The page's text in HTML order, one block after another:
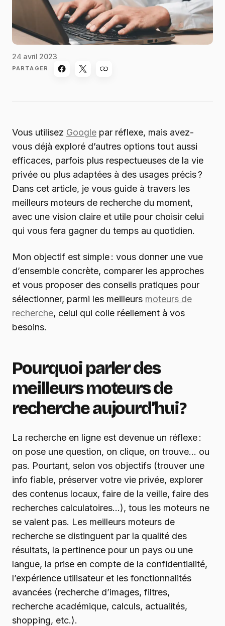
24 avril 2023
PARTAGER
Vous utilisez Google par réflexe, mais avez-
vous déjà exploré d’autres options tout aussi
efficaces, parfois plus respectueuses de la vie
privée ou plus adaptées à des usages précis ?
Dans cet article, je vous guide à travers les
meilleurs moteurs de recherche du moment,
avec une vision claire et utile pour choisir celui
qui vous fera gagner du temps au quotidien.
Mon objectif est simple : vous donner une vue
d’ensemble concrète, comparer les approches
et vous proposer des conseils pratiques pour
sélectionner, parmi les meilleurs moteurs de
recherche, celui qui colle réellement à vos
besoins.
Pourquoi parler des
meilleurs moteurs de
recherche aujourd’hui ?
La recherche en ligne est devenue un réflexe :
on pose une question, on clique, on trouve… ou
pas. Pourtant, selon vos objectifs (trouver une
info fiable, préserver votre vie privée, explorer
des contenus locaux, faire de la veille, faire des
recherches calculatoires…), tous les moteurs ne
se valent pas. Les meilleurs moteurs de
recherche se distinguent par la qualité des
résultats, la pertinence pour un pays ou une
langue, la prise en compte de la confidentialité,
l’expérience utilisateur et les fonctionnalités
avancées (recherche d’images, filtres,
recherche académique, calculs, actualités,
shopping, etc.).